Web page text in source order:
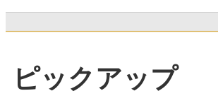
ピックアップ